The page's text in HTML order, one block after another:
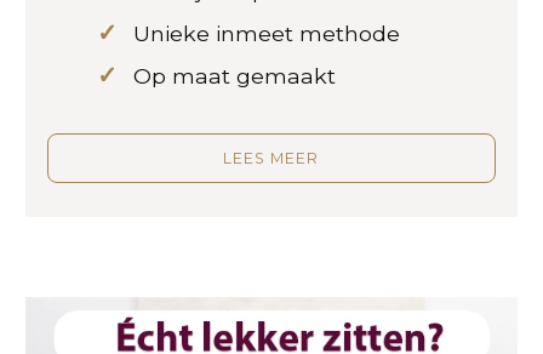
Unieke inmeet methode
Op maat gemaakt
LEES MEER